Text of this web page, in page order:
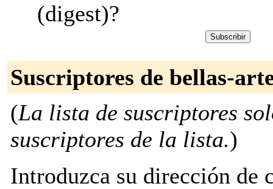
(digest)?
Suscriptores de bellas-
(La lista de suscriptores
suscriptores de la lista.)
Introduzca su dirección de